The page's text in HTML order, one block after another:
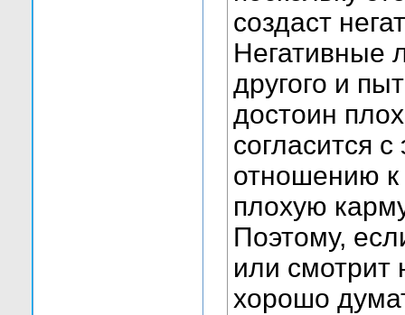
создаст
Негативные
другого и
достоин
согласится
отношению к
плохую
Поэтому,
или смотрит
хорошо